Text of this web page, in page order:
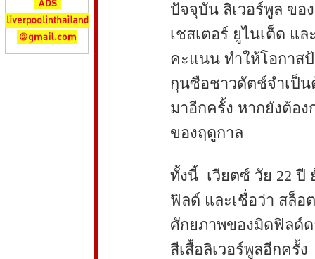
ปัจจุบัน ลิเวอร์พูล ขอ
เชสเตอร์ ยูไนเต็ด แ
คะแนน ทำให้โอกาส
กุนซือชาวดัตช์จำเป็น
มาอีกครั้ง หากยังต้อ
ของฤดูกาล
ทั้งนี้ เวียตซ์ วัย 22 ปี
ฟิลด์ และเชื่อว่า สล็อ
ศักยภาพของมิดฟิลด์ด
สีเสื้อลิเวอร์พูลอีกครั้ง